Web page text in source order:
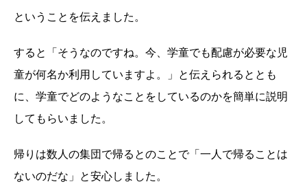
ということを伝えました。
すると「そうなのですね。今、学童でも配慮が必要な児
童が何名か利用していますよ。」と伝えられるととも
に、学童でどのようなことをしているのかを簡単に説明
してもらいました。
帰りは数人の集団で帰るとのことで「一人で帰ることは
ないのだな」と安心しました。